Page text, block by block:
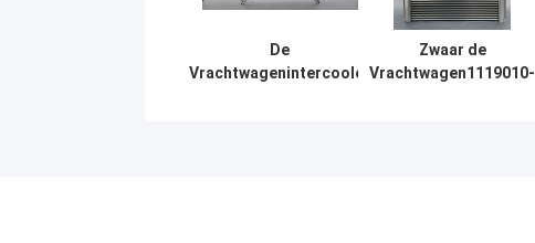
De
Vrachtwagenintercooler
Zwaar de
Vrachtwagen1119010-